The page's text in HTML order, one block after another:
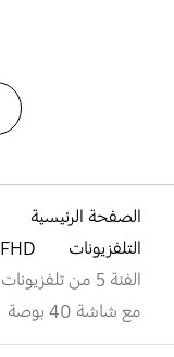
الصفحة الرئيسية
التلفزيونات
FHD
مع شاشة 40 بوصة